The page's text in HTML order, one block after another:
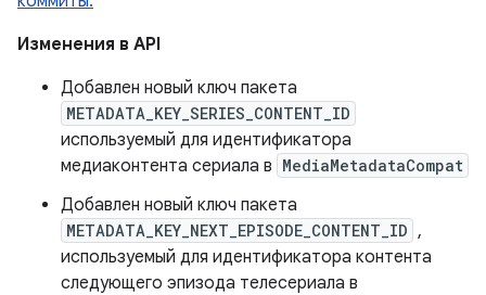
Изменения в API
Добавлен новый ключ пакета
METADATA_KEY_SERIES_CONTENT_ID
используемый для идентификатора
медиаконтента сериала в MediaMetadataCompat
Добавлен новый ключ пакета
METADATA_KEY_NEXT_EPISODE_CONTENT_ID ,
используемый для идентификатора контента
следующего эпизода телесериала в